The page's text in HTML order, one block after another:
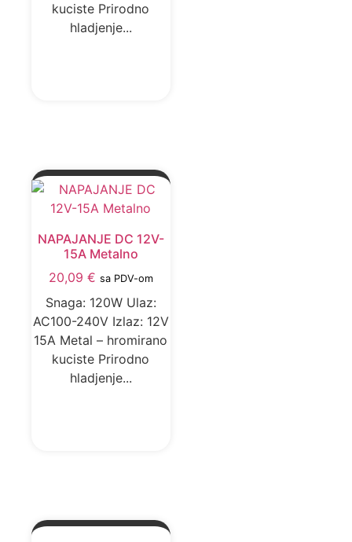
kuciste Prirodno
hladjenje...
NAPAJANJE DC 12V-
15A Metalno
20,09 € sa PDV-om
Snaga: 120W Ulaz:
AC100-240V Izlaz: 12V
15A Metal – hromirano
kuciste Prirodno
hladjenje...